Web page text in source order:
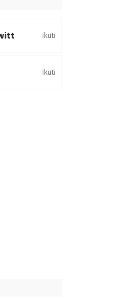
Ikuti
Ikuti